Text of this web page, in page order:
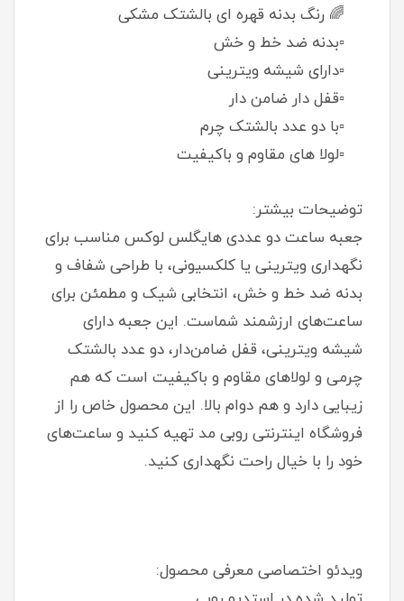
🌈 رنگ بدنه قهره ای بالشتک مشکی
▫️بدنه ضد خط و خش
▫️دارای شیشه ویترینی
▫️قفل دار ضامن دار
▫️با دو عدد بالشتک چرم
▫️لولا های مقاوم و باکیفیت
توضیحات بیشتر:
جعبه ساعت دو عددی هایگلس لوکس مناسب برای
نگهداری ویترینی یا کلکسیونی، با طراحی شفاف و
بدنه ضد خط و خش، انتخابی شیک و مطمئن برای
ساعت‌های ارزشمند شماست. این جعبه دارای
شیشه ویترینی، قفل ضامن‌دار، دو عدد بالشتک
چرمی و لولاهای مقاوم و باکیفیت است که هم
زیبایی دارد و هم دوام بالا. این محصول خاص را از
فروشگاه اینترنتی روبی مد تهیه کنید و ساعت‌های
خود را با خیال راحت نگهداری کنید.
ویدئو اختصاصی معرفی محصول: